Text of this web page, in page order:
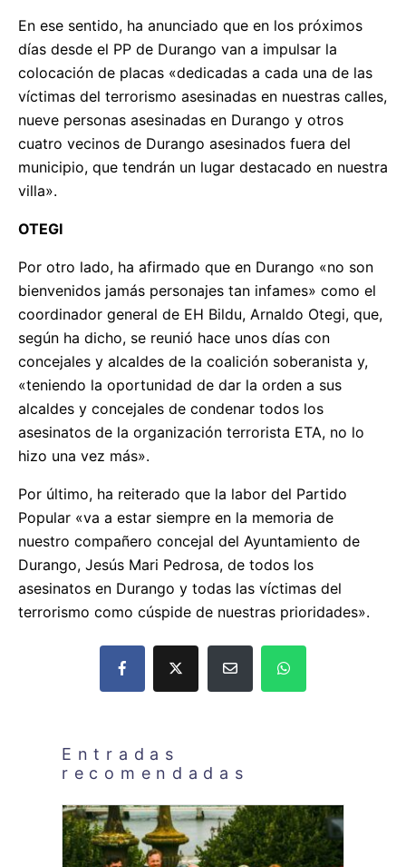
En ese sentido, ha anunciado que en los próximos
días desde el PP de Durango van a impulsar la
colocación de placas «dedicadas a cada una de las
víctimas del terrorismo asesinadas en nuestras calles,
nueve personas asesinadas en Durango y otros
cuatro vecinos de Durango asesinados fuera del
municipio, que tendrán un lugar destacado en nuestra
villa».
OTEGI
Por otro lado, ha afirmado que en Durango «no son
bienvenidos jamás personajes tan infames» como el
coordinador general de EH Bildu, Arnaldo Otegi, que,
según ha dicho, se reunió hace unos días con
concejales y alcaldes de la coalición soberanista y,
«teniendo la oportunidad de dar la orden a sus
alcaldes y concejales de condenar todos los
asesinatos de la organización terrorista ETA, no lo
hizo una vez más».
Por último, ha reiterado que la labor del Partido
Popular «va a estar siempre en la memoria de
nuestro compañero concejal del Ayuntamiento de
Durango, Jesús Mari Pedrosa, de todos los
asesinatos en Durango y todas las víctimas del
terrorismo como cúspide de nuestras prioridades».
Entradas
recomendadas